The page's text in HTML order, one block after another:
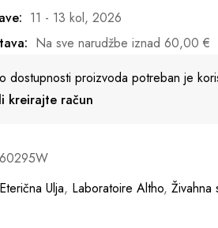
11 - 13 kol, 2026
Na sve narudžbe iznad 60,00 €
dostupnosti proizvoda potreban je
kreirajte račun
60295W
Eterična Ulja, Laboratoire Altho, Živahna